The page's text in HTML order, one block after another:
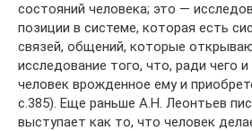
состояний человека; это —
позиции в системе, которая есть
связей, общений, которые
исследование того, что, ради чего и
человек врожденное ему и
с.385). Еще раньше А.Н. Леонтьев
выступает как то, что человек